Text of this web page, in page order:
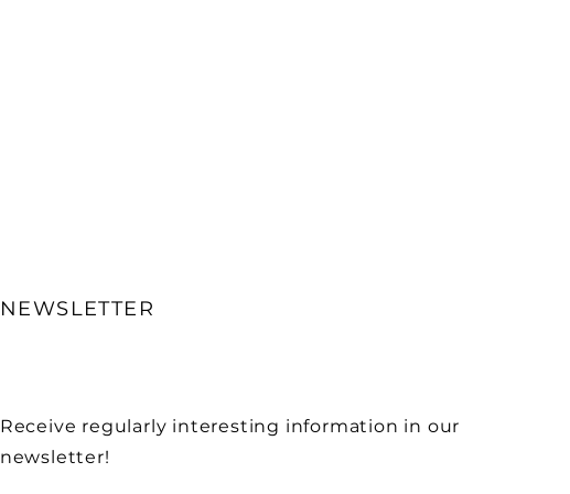
NEWSLETTER
Receive regularly interesting information in our
newsletter!